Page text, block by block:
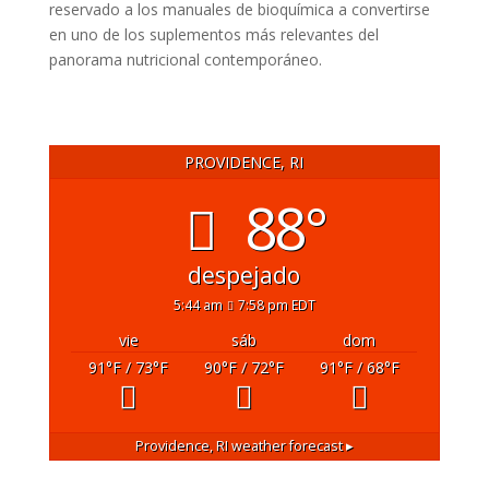
reservado a los manuales de bioquímica a convertirse
en uno de los suplementos más relevantes del
panorama nutricional contemporáneo.
PROVIDENCE, RI
88°
despejado
5:44 am 7:58 pm EDT
vie sáb
dom
91°F/ 73°F 90°F/ 72°F 91°F/ 68°F
Providence, RIweather forecast ▸